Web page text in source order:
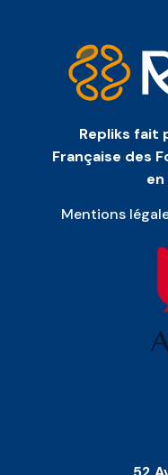
Repliks fait
Française des
Mentions